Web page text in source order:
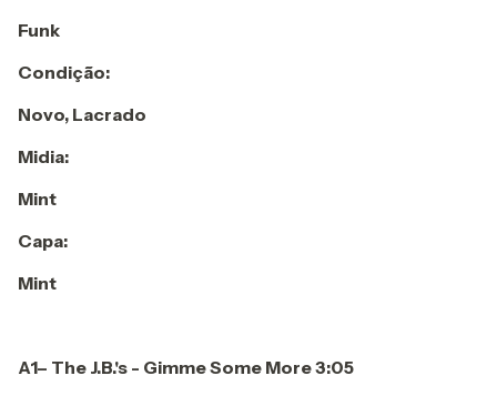
Funk
Condição:
Novo, Lacrado
Midia:
Mint
Capa:
Mint
A1– The J.B.'s - Gimme Some More 3:05